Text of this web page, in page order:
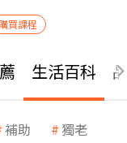
購買課程
生活百科
補助 獨老